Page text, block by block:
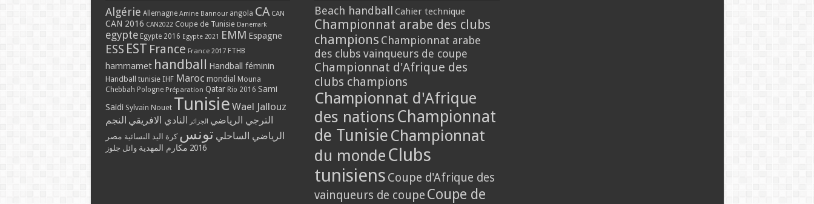
Algérie Allemagne Amine Bannour angola CA CAN
CAN 2016 CAN2022 Coupe de Tunisie Danemark
egypte Egypte 2016 Egypte 2021 EMM Espagne
ESS EST France France 2017 FTHB
hammamet handball Handball féminin
Handball tunisie IHF Maroc mondial Mouna
Chebbah Pologne Préparation Qatar Rio 2016 Sami
Saidi Sylvain Nouet Tunisie Wael Jallouz
الترجي الرياضي الجزائر النادي الافريقي النجم
الرياضي الساحلي تونس كرة اليد النسائية مصر
2016 مكارم المهدية وائل جلوز
Beach handball Cahier technique
Championnat arabe des clubs
champions Championnat arabe
des clubs vainqueurs de coupe
Championnat d'Afrique des
clubs champions
Championnat d'Afrique
des nations Championnat
de Tunisie Championnat
du monde Clubs
tunisiens Coupe d'Afrique des
vainqueurs de coupe Coupe de